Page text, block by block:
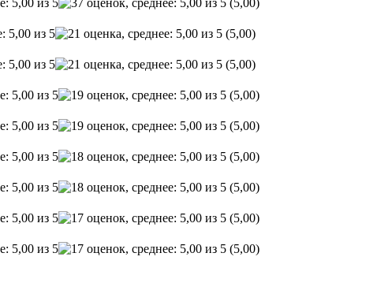
(5,00)
(5,00)
(5,00)
(5,00)
(5,00)
(5,00)
(5,00)
(5,00)